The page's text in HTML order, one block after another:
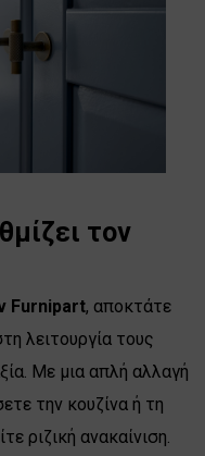
τον
Furnipart, αποκτάτε
λειτουργία τους
Με μια απλή αλλαγή
την κουζίνα ή τη
ριζική ανακαίνιση.